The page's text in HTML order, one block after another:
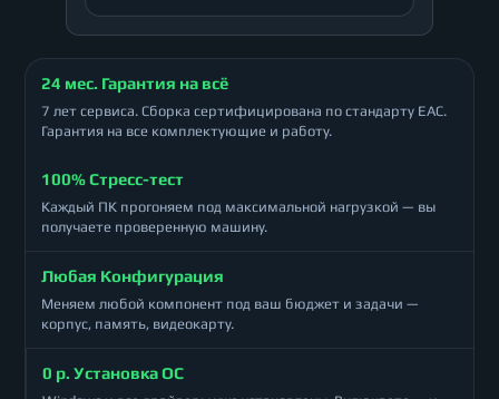
24 мес. Гарантия на всё
7 лет сервиса. Сборка сертифицирована по стандарту ЕАС.
Гарантия на все комплектующие и работу.
100% Стресс-тест
Каждый ПК прогоняем под максимальной нагрузкой — вы
получаете проверенную машину.
Любая Конфигурация
Меняем любой компонент под ваш бюджет и задачи —
корпус, память, видеокарту.
0 р. Установка ОС